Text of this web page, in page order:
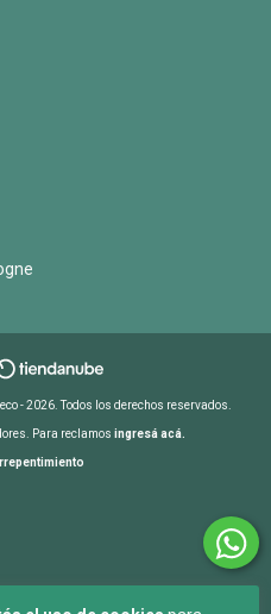
- 2026. Todos los derechos reservados.
Para reclamos ingresá acá.